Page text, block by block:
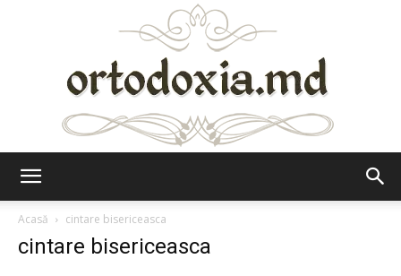
Acasă
cintare bisericeasca
cintare bisericeasca